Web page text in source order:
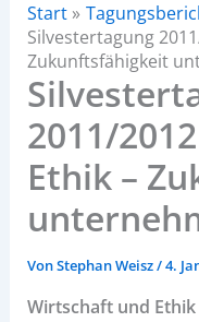
Start
Silvestertagung
Zukunftsfähigkeit
2011/
Ethik –
VonStephan Weisz/4.
Wirtschaft und